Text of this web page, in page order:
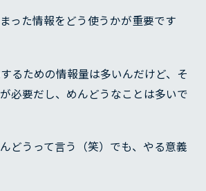
った情報をどう使うかが重要です
るための情報量は多いんだけど、そ
必要だし、めんどうなことは多いで
どうって言う（笑）でも、やる意義